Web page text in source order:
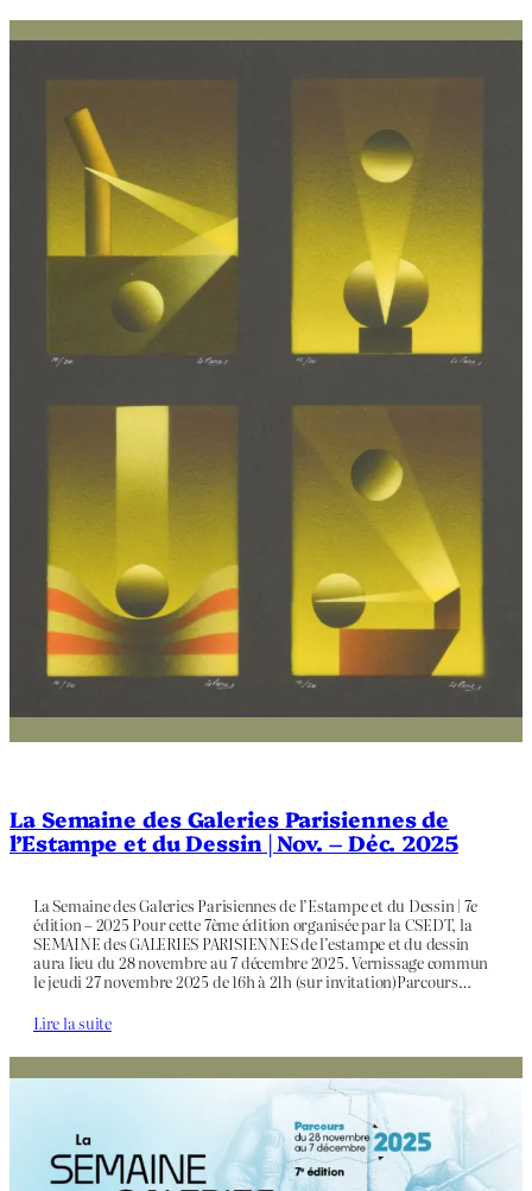
La Semaine des Galeries Parisiennes de
l’Estampe et du Dessin | Nov. – Déc. 2025
La Semaine des Galeries Parisiennes de l’Estampe et du Dessin | 7e
édition – 2025 Pour cette 7ème édition organisée par la CSEDT, la
SEMAINE des GALERIES PARISIENNES de l’estampe et du dessin
aura lieu du 28 novembre au 7 décembre 2025. Vernissage commun
le jeudi 27 novembre 2025 de 16h à 21h (sur invitation)Parcours…
Lire la suite